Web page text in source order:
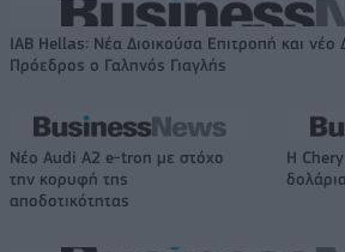
IAB Hellas: Νέα Διοικούσα Επιτροπή και νέο
Πρόεδρος ο Γαληνός Γιαγλής
Νέο Audi A2 e-tron με στόχο
την κορυφή της
αποδοτικότητας
Η